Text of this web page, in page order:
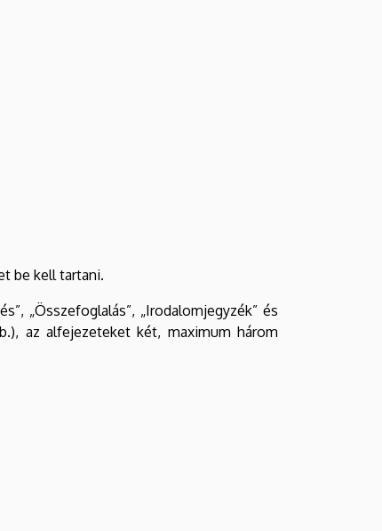
be kell tartani.
„Összefoglalás”, „Irodalomjegyzék” és
az alfejezeteket két, maximum három